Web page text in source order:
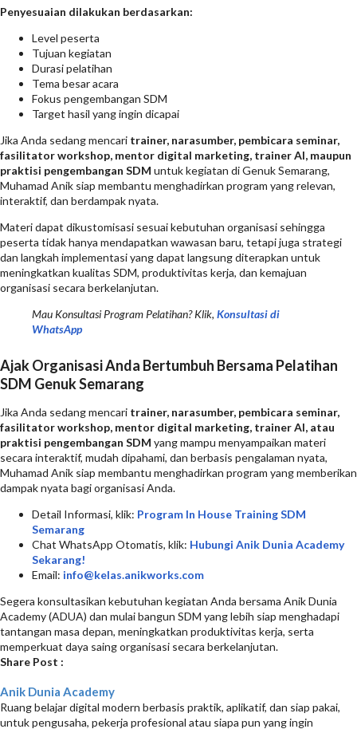
Penyesuaian dilakukan berdasarkan:
Level peserta
Tujuan kegiatan
Durasi pelatihan
Tema besar acara
Fokus pengembangan SDM
Target hasil yang ingin dicapai
Jika Anda sedang mencari trainer, narasumber, pembicara seminar,
fasilitator workshop, mentor digital marketing, trainer AI, maupun
praktisi pengembangan SDM untuk kegiatan di Genuk Semarang,
Muhamad Anik siap membantu menghadirkan program yang relevan,
interaktif, dan berdampak nyata.
Materi dapat dikustomisasi sesuai kebutuhan organisasi sehingga
peserta tidak hanya mendapatkan wawasan baru, tetapi juga strategi
dan langkah implementasi yang dapat langsung diterapkan untuk
meningkatkan kualitas SDM, produktivitas kerja, dan kemajuan
organisasi secara berkelanjutan.
Mau Konsultasi Program Pelatihan? Klik, Konsultasi di
WhatsApp
Ajak Organisasi Anda Bertumbuh Bersama Pelatihan
SDM Genuk Semarang
Jika Anda sedang mencari trainer, narasumber, pembicara seminar,
fasilitator workshop, mentor digital marketing, trainer AI, atau
praktisi pengembangan SDM yang mampu menyampaikan materi
secara interaktif, mudah dipahami, dan berbasis pengalaman nyata,
Muhamad Anik siap membantu menghadirkan program yang memberikan
dampak nyata bagi organisasi Anda.
Detail Informasi, klik: Program In House Training SDM
Semarang
Chat WhatsApp Otomatis, klik: Hubungi Anik Dunia Academy
Sekarang!
Email: info@kelas.anikworks.com
Segera konsultasikan kebutuhan kegiatan Anda bersama Anik Dunia
Academy (ADUA) dan mulai bangun SDM yang lebih siap menghadapi
tantangan masa depan, meningkatkan produktivitas kerja, serta
memperkuat daya saing organisasi secara berkelanjutan.
Share Post :
Anik Dunia Academy
Ruang belajar digital modern berbasis praktik, aplikatif, dan siap pakai,
untuk pengusaha, pekerja profesional atau siapa pun yang ingin